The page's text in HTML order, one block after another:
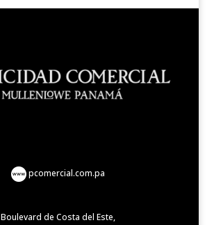
pcomercial.com.pa
Boulevard de Costa del Este,